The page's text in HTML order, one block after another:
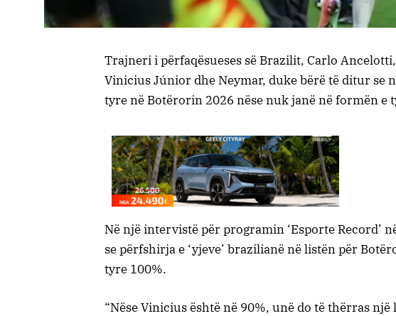
Trajneri i përfaqësueses së Brazilit, Carlo
Vinicius Júnior dhe Neymar, duke bërë të ditur se
tyre në Botërorin 2026 nëse nuk janë në formën e
Në një intervistë për programin ‘Esporte Record’
se përfshirja e ‘yjeve’ brazilianë në listën për
tyre 100%.
“Nëse Vinicius është në 90%, unë do të thërras